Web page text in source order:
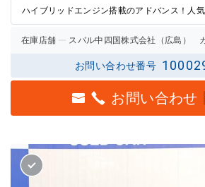
ハイブリッドエンジン搭載のアドバンス！人
在庫店舗 スバル中四国株式会社（広島）
お問い合わせ番号
お問い合わせ